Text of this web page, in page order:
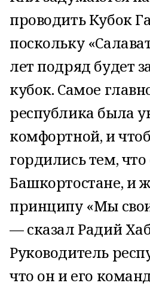
проводить Кубок
поскольку
лет подряд будет
кубок. Самое
республика была
комфортной, и
гордились тем,
Башкортостане, и
принципу «Мы
— сказал Радий
Руководитель
что он и его